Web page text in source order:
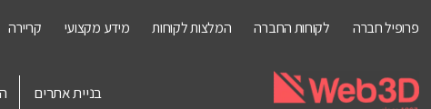
פרופיל חברה לקוחות החברה המלצות לקוחות מידע מקצועי קריירה
בניית אתרים